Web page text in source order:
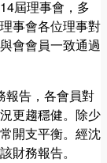
屆理事會，多
事會各位理事對
會會員一致通過
報告，各會員對
更趨穩健。除少
開支平衡。經沈
財務報告。